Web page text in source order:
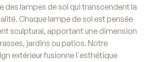
des lampes de sol qui transcendent la
Chaque lampe de sol est pensée
sculptural, apportant une dimension
jardins ou patios. Notre
extérieur fusionne l'esthétique